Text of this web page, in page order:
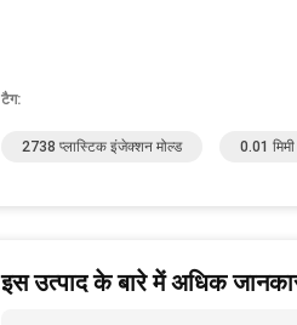
टैग:
2738 प्लास्टिक इंजेक्शन मोल्ड 0.01
इस उत्पाद के बारे में अधिक